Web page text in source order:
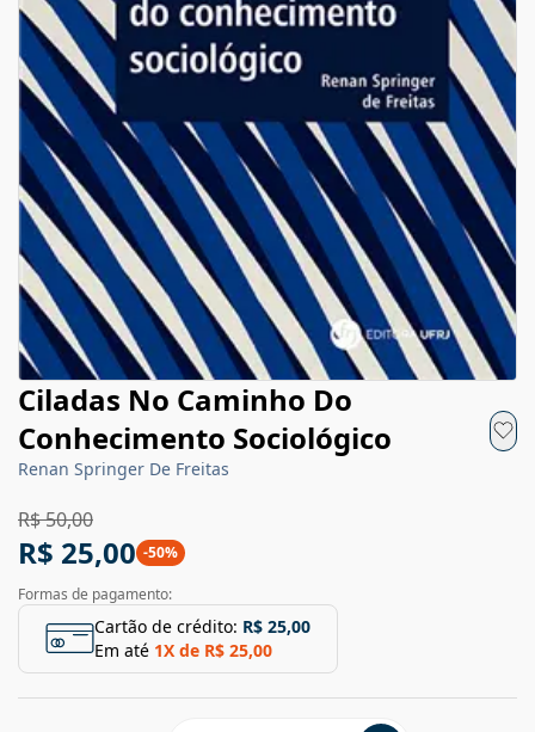
Ciladas No Caminho Do
Conhecimento Sociológico
Renan Springer De Freitas
R$ 50,00
R$ 25,00 -50%
Formas de pagamento:
Cartão de crédito: R$ 25,00
Em até 1X de R$ 25,00